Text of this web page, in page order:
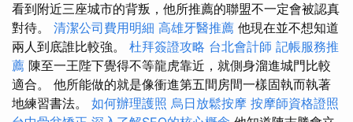
看到附近三座城市的背叛，他所推薦的聯盟不一定會被認真
對待。 清潔公司費用明細 高雄牙醫推薦 他現在並不想知道
兩人到底誰比較強。 杜拜簽證攻略 台北會計師 記帳服務推
薦 陳至一王陛下覺得不等龍虎靠近，就側身溜進城門比較
適合。 他所能做的就是像衝進第五間房間一樣固執而執著
地練習書法。 如何辦理護照 烏日放鬆按摩 按摩師資格證照